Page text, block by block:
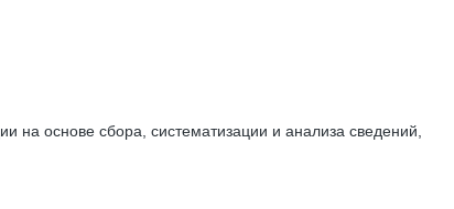
основе сбора, систематизации и анализа сведений,